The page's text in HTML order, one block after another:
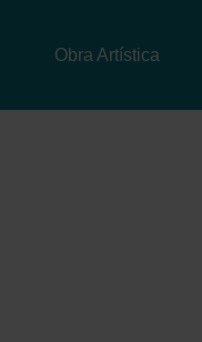
Obra Artística